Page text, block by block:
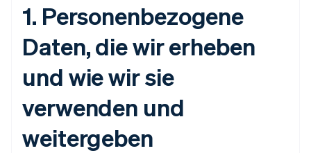
1. Personenbezogene
Daten, die wir erheben
und wie wir sie
verwenden und
weitergeben